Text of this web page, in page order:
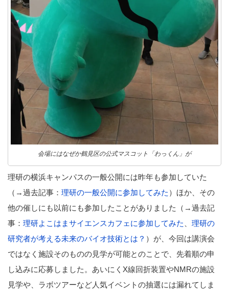
会場にはなぜか鶴見区の公式マスコット「わっくん」が
理研の横浜キャンパスの一般公開には昨年も参加していた
（→過去記事： 理研の一般公開に参加してみた ）ほか、その
他の催しにも以前にも参加したことがありました（→過去記
事： 理研よこはまサイエンスカフェに参加してみた
理研の
研究者が考える未来のバイオ技術とは？ ）が、今回は講演会
ではなく施設そのものの見学が可能とのことで、先着順の申
し込みに応募しました。あいにくX線回折装置やNMRの施設
見学や、ラボツアーなど人気イベントの抽選には漏れてしま